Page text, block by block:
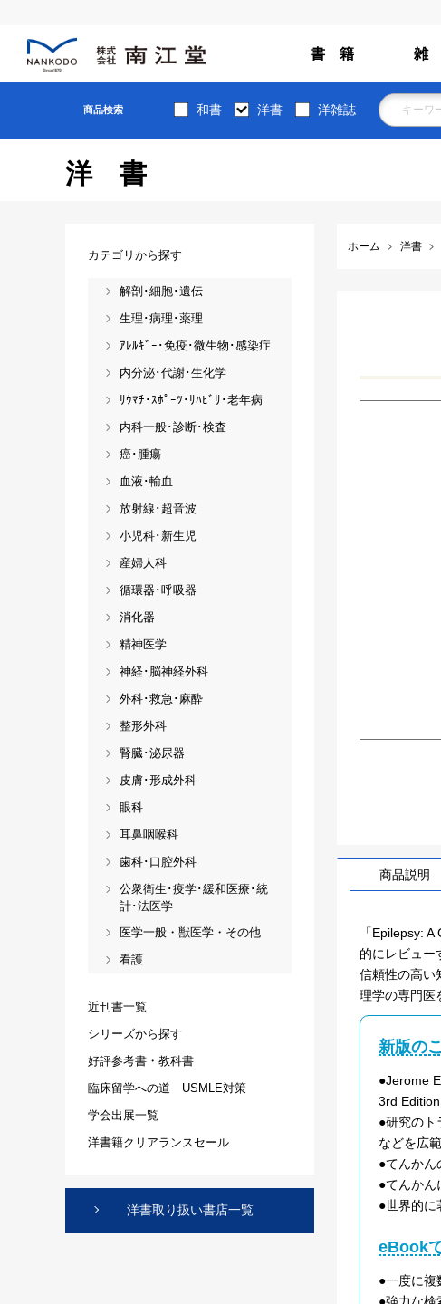
書 籍 雑
商品検索 和書 洋書 洋雑誌
洋書
ホーム 洋書
商品説明
「Epilepsy:
的にレビュー
信頼性の高い
理学の専門医
新版の
●Jerome
3rd
●研究のト
などを広
●てんかん
●てんかん
●世界的に
eBook
●一度に複
●強力な検
カテゴリから探す
解剖･細胞･遺伝
生理･病理･薬理
ｱﾚﾙｷﾞｰ･免疫･微生物･感染症
内分泌･代謝･生化学
ﾘｳﾏﾁ･ｽﾎﾟｰﾂ･ﾘﾊﾋﾞﾘ･老年病
内科一般･診断･検査
癌･腫瘍
血液･輸血
放射線･超音波
小児科･新生児
産婦人科
循環器･呼吸器
消化器
精神医学
神経･脳神経外科
外科･救急･麻酔
整形外科
腎臓･泌尿器
皮膚･形成外科
眼科
耳鼻咽喉科
歯科･口腔外科
公衆衛生･疫学･緩和医療･統
計･法医学
医学一般・獣医学・その他
看護
近刊書一覧
シリーズから探す
好評参考書・教科書
臨床留学への道 USMLE対策
学会出展一覧
洋書籍クリアランスセール
洋書取り扱い書店一覧